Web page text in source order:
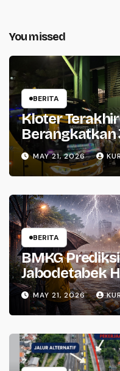
You missed
BERITA
Kloter
Berangkatkan
MAY 21, 2026
BERITA
BMKG
Jabodetabek
Waspada
MAY 21, 2026